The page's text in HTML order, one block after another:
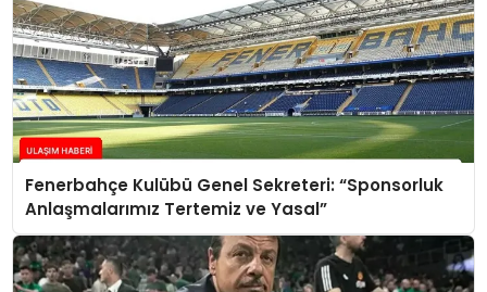
Fenerbahçe Kulübü Genel Sekreteri: “Sponsorluk
Anlaşmalarımız Tertemiz ve Yasal”